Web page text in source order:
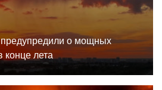
о мощных
конце лета